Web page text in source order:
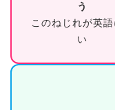
う
このねじれが英語
い